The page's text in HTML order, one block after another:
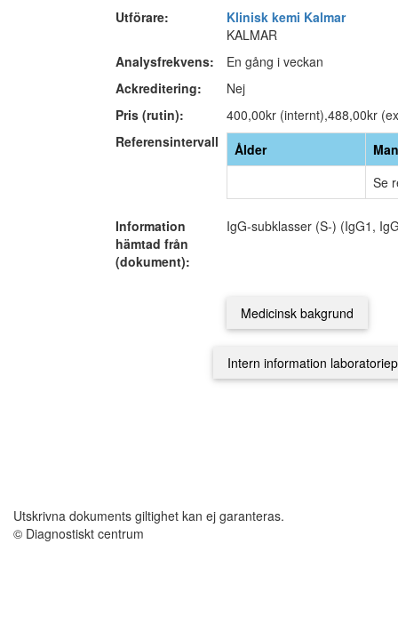
Utförare:
Klinisk kemi Kalmar
KALMAR
Analysfrekvens:
En gång i veckan
Ackreditering:
Nej
Pris (rutin):
400,00kr (internt),488,00kr
Referensintervall
Ålder
Se
Information
hämtad från
(dokument):
IgG-subklasser (S-) (IgG1,
Utskrivna dokuments giltighet kan ej garanteras.
© Diagnostiskt centrum